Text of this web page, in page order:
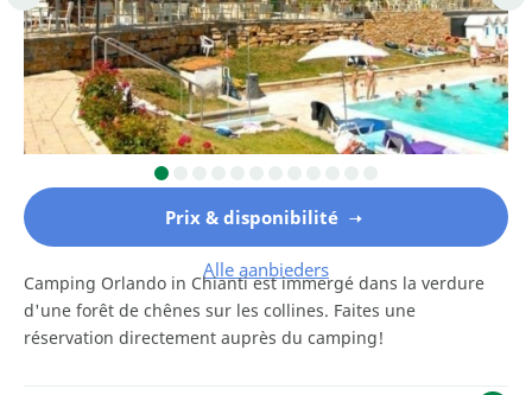
Prix & disponibilité
Alle aanbieders
Camping Orlando in Chianti est immergé dans la verdure
d'une forêt de chênes sur les collines. Faites une
réservation directement auprès du camping!